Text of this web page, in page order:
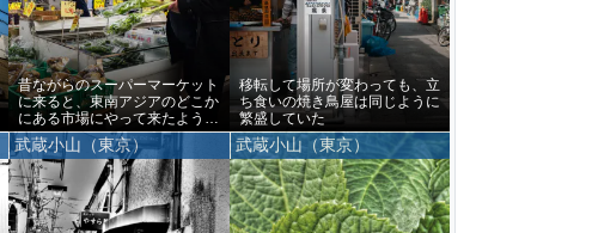
昔ながらのスーパーマーケット
に来ると、東南アジアのどこか
にある市場にやって来たような
気になる
移転して場所が変わっても、立
ち食いの焼き鳥屋は同じように
繁盛していた
武蔵小山（東京） 武蔵小山（東京）